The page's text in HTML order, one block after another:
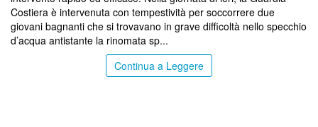
Costiera è intervenuta con tempestività per soccorrere due
giovani bagnanti che si trovavano in grave difficoltà nello specchio
d’acqua antistante la rinomata sp...
Continua a Leggere